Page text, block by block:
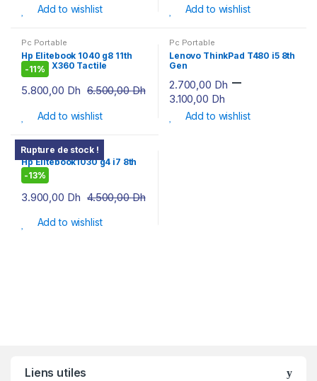
Add to wishlist Add to wishlist
Pc Portable
Hp Elitebook 1040 g8 11th
Gen i7 X360 Tactile
-11%
5.800,00 Dh 6.500,00Dh
Add to wishlist
Pc Portable
Lenovo ThinkPad T480 i5 8th
Gen
2.700,00 Dh –
3.100,00 Dh
Add to wishlist
Rupture de stock !
Pc Portable
Hp Elitebook1030 g4 i7 8th
Gen
-13%
3.900,00 Dh 4.500,00Dh
Add to wishlist
Liens utiles